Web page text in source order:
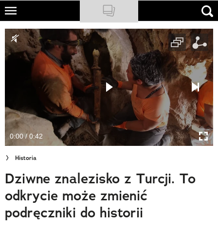
Skip
main
content
NATIONAL GEOGRAPHIC
TRAVELER
PODCASTY
Newsletter
Cuda Polski
Wielki Konkurs Fotograficzny
Trendbook Podróżniczy
Polecane
0:00 / 0:42
Historia
Dziwne znalezisko z Turcji. To
odkrycie może zmienić
podręczniki do historii